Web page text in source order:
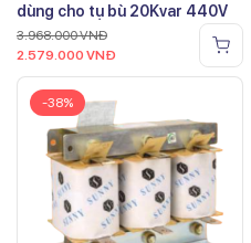
dùng cho tụ bù 20Kvar 440V
3.968.000VNĐ
2.579.000 VNĐ
-38%